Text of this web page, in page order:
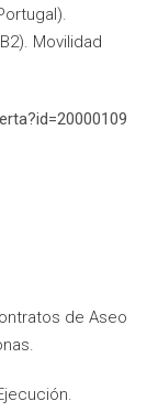
Movilidad
de Aseo